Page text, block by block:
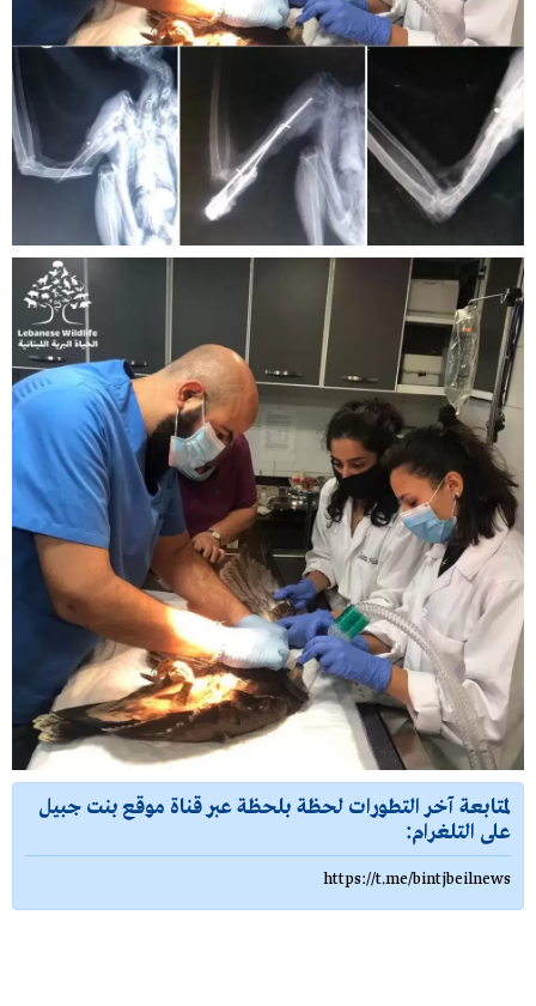
لمتابعة آخر التطورات لحظة بلحظة عبر قناة موقع بنت جبيل
على التلغرام:
https://t.me/bintjbeilnews